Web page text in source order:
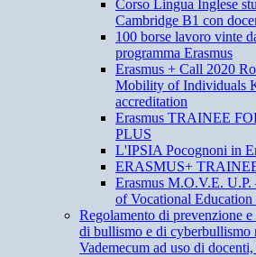
Corso Lingua Inglese
Cambridge B1 con
100 borse lavoro vinte
programma Erasmus
Erasmus + Call 2020
Mobility of Individuals
accreditation
Erasmus TRAINEE
PLUS
L'IPSIA Pocognoni in
ERASMUS+
Erasmus M.O.V.E.
of Vocational Education
Regolamento di prevenzione
di bullismo e di cyberbullismo
Vademecum ad uso di